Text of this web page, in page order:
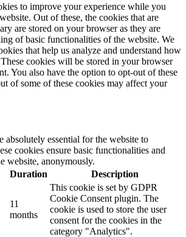
to improve your experience while you
Out of these, the cookies that are
are stored on your browser as they are
of basic functionalities of the website. We
that help us analyze and understand how
cookies will be stored in your browser
You also have the option to opt-out of these
of some of these cookies may affect your
absolutely essential for the website to
cookies ensure basic functionalities and
website, anonymously.
Duration Description
11
months
This cookie is set by GDPR
Cookie Consent plugin. The
cookie is used to store the user
consent for the cookies in the
category "Analytics".